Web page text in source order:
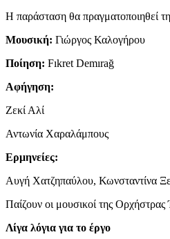
Η παράσταση θα πραγματοποιηθεί
Μουσική: Γιώργος Καλογήρου
Ποίηση: Fıkret Demırağ
Αφήγηση:
Ζεκί Αλί
Αντωνία Χαραλάμπους
Ερμηνείες:
Αυγή Χατζηπαύλου, Κωνσταντίνα
Παίζουν οι μουσικοί της
Λίγα λόγια για το έργο